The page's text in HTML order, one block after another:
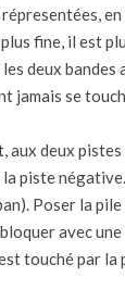
plus fine, il est
deux bandes
jamais se
deux
piste
Poser la
avec
touché par